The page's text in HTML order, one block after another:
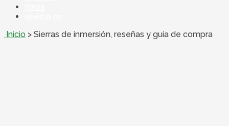
Inicio > Sierras de inmersión, reseñas y guía de compra